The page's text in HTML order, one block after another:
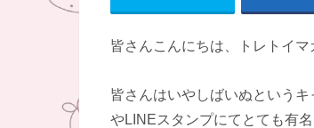
皆さんこんにちは、トレトイマ
皆さんはいやしばいぬという
やLINEスタンプにてとても有